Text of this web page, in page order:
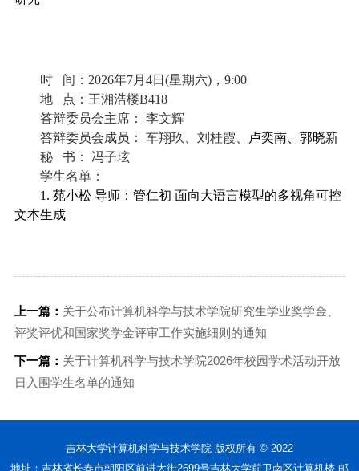
时 间： 2026年7月 4日 (星期六) ， 9:00
地
点： 王湘浩楼B418
答辩委员会主席 ：
李文辉
答辩委员会成员：
车翔玖、刘桂霞、
卢奕南、郭晓新
秘
书：
冯子玹
学生名单：
1. 苑小松 导师：管仁初 面向大语言模型的多视角可控
文本生成
上一篇： 关于公布计算机科学与技术学院研究生学业奖学金、
评奖评优和国家奖学金评审工作实施细则的通知
下一篇： 关于计算机科学与技术学院2026年校园学术活动开放
日入围学生名单的通知
吉林大学计算机科学与技术学院 版权所有 © 2022
地址：吉林省长春市朝阳区前进大街2699号吉林大学前卫南区计算机楼 邮